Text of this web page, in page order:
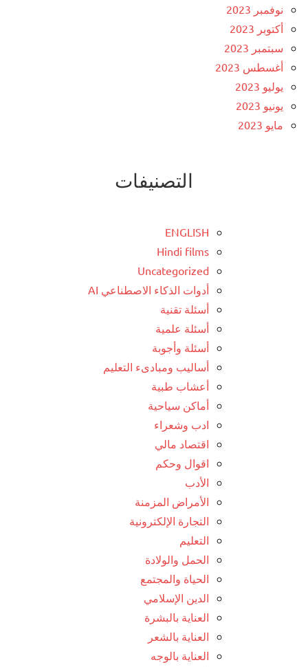
نوفمبر 2023
أكتوبر 2023
سبتمبر 2023
أغسطس 2023
يوليو 2023
يونيو 2023
مايو 2023
التصنيفات
ENGLISH
Hindi films
Uncategorized
أدوات الذكاء الاصطناعي AI
أسئلة تقنية
أسئلة علمية
أسئلة وأجوبة
أساليب ومبادىء التعليم
أعشاب طبية
أماكن سياحية
ادب وشعراء
اقتصاد مالي
اقوال وحكم
الأدب
الأمراض المزمنة
التجارة الإلكترونية
التعليم
الحمل والولادة
الحياة والمجتمع
الدين الإسلامي
العناية بالبشرة
العناية بالشعر
العناية بالوجه